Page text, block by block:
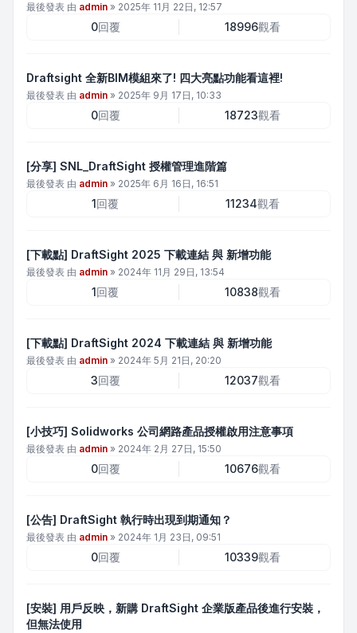
最後發表 由 admin » 2025年 11月 22日, 12:57
0回覆 18996觀看
Draftsight 全新BIM模組來了! 四大亮點功能看這裡!
最後發表 由 admin » 2025年 9月 17日, 10:33
0回覆 18723觀看
[分享] SNL_DraftSight 授權管理進階篇
最後發表 由 admin » 2025年 6月 16日, 16:51
1回覆 11234觀看
[下載點] DraftSight 2025 下載連結 與 新增功能
最後發表 由 admin » 2024年 11月 29日, 13:54
1回覆 10838觀看
[下載點] DraftSight 2024 下載連結 與 新增功能
最後發表 由 admin » 2024年 5月 21日, 20:20
3回覆 12037觀看
[小技巧] Solidworks 公司網路產品授權啟用注意事項
最後發表 由 admin » 2024年 2月 27日, 15:50
0回覆 10676觀看
[公告] DraftSight 執行時出現到期通知？
最後發表 由 admin » 2024年 1月 23日, 09:51
0回覆 10339觀看
[安裝] 用戶反映，新購 DraftSight 企業版產品後進行安裝，
但無法使用